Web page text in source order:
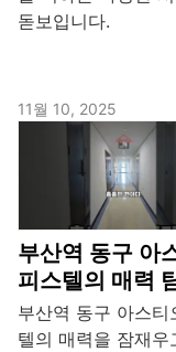
돋보입니다.
11월 10, 2025
부산역 동구 아
피스텔의 매력
부산역 동구 아스티
텔의 매력을 잠재우